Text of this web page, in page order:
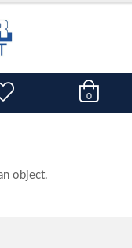
0
object.